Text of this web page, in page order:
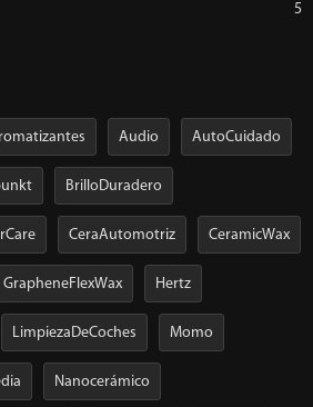
5
Audio AutoCuidado
BrilloDuradero
CeraAutomotriz CeramicWax
GrapheneFlexWax Hertz
LimpiezaDeCoches Momo
Nanocerámico